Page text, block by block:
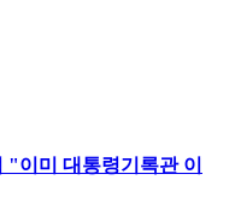
이미 대통령기록관 이